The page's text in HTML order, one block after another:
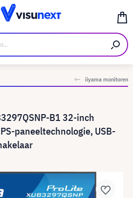
iiyama monitoren
B1 32-inch
paneeltechnologie, USB-